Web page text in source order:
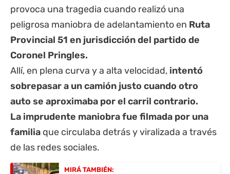
provoca una tragedia cuando realizó una
peligrosa maniobra de adelantamiento en Ruta
Provincial 51 en jurisdicción del partido de
Coronel Pringles.
Allí, en plena curva y a alta velocidad, intentó
sobrepasar a un camión justo cuando otro
auto se aproximaba por el carril contrario.
La imprudente maniobra fue filmada por una
familia que circulaba detrás y viralizada a través
de las redes sociales.
MIRÁ TAMBIÉN: